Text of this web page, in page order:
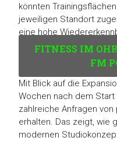
könnten
jeweiligen Standort
eine hohe
FITNESS IM
FM
Mit Blick auf die
Wochen nach dem Start
zahlreiche Anfragen
erhalten. Das zeigt, wie
modernen